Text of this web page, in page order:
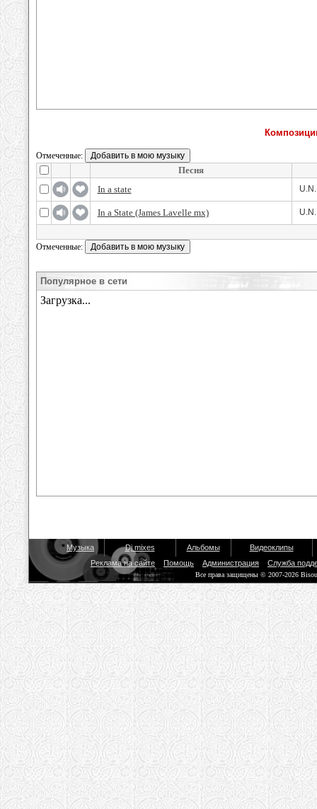
Отмеченные:
Песня
In a state
In a State (James Lavelle mx)
Отмеченные:
Популярное в сети
Музыка Dj mixes Альбомы
Видеоклипы
Реклама на сайте
Помощь Администрация Служба
Все права защищены © 2007-2026